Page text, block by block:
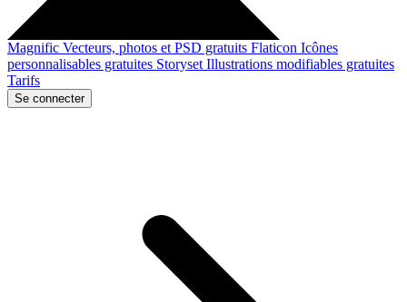
Magnific Vecteurs, photos et PSD gratuits Flaticon Icônes
personnalisables gratuites Storyset Illustrations modifiables gratuites
Tarifs
Se connecter